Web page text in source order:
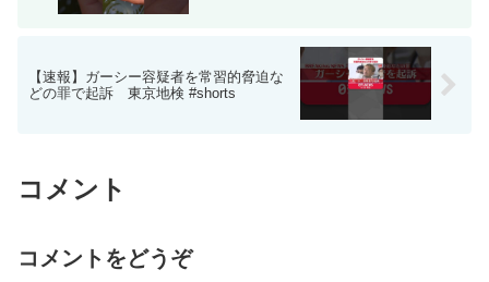
【速報】ガーシー容疑者を常習的脅迫な
どの罪で起訴 東京地検 #shorts
コメント
コメントをどうぞ